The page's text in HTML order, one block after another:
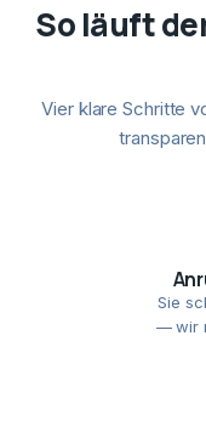
So läuft
Vier klare Schritte
Sie
— wir